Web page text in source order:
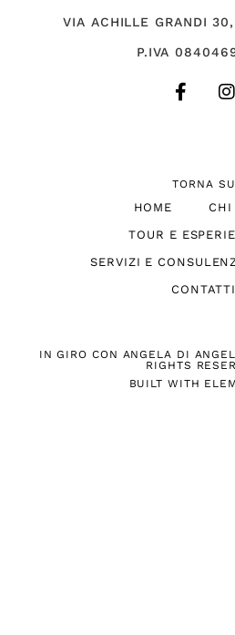
VIA ACHILLE GRANDI
P.IVA
TORNA SU
HOME
CHI
TOUR E
SERVIZI E
CONTATTI
IN GIRO CON ANGELA DI
RIGHTS
BUILT WITH